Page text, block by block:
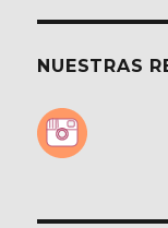
NUESTRAS